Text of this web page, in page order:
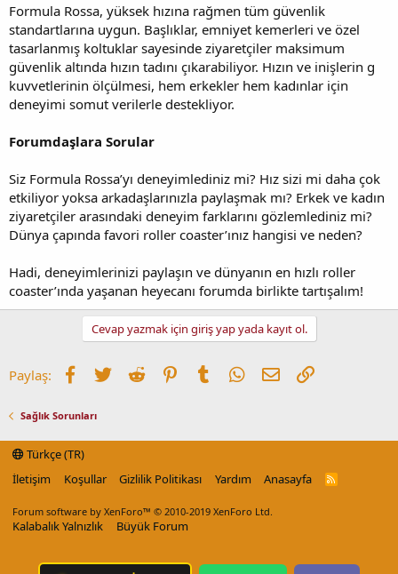
Formula Rossa, yüksek hızına rağmen tüm güvenlik
standartlarına uygun. Başlıklar, emniyet kemerleri ve özel
tasarlanmış koltuklar sayesinde ziyaretçiler maksimum
güvenlik altında hızın tadını çıkarabiliyor. Hızın ve inişlerin g
kuvvetlerinin ölçülmesi, hem erkekler hem kadınlar için
deneyimi somut verilerle destekliyor.
Forumdaşlara Sorular
Siz Formula Rossa’yı deneyimlediniz mi? Hız sizi mi daha çok
etkiliyor yoksa arkadaşlarınızla paylaşmak mı? Erkek ve kadın
ziyaretçiler arasındaki deneyim farklarını gözlemlediniz mi?
Dünya çapında favori roller coaster’ınız hangisi ve neden?
Hadi, deneyimlerinizi paylaşın ve dünyanın en hızlı roller
coaster’ında yaşanan heyecanı forumda birlikte tartışalım!
Cevap yazmak için giriş yap yada kayıt ol.
Paylaş: Facebook
TwitterReddit PinterestTumblrWhatsApp
E-postaLink
Sağlık Sorunları
Türkçe (TR)
İletişim
Koşullar Gizlilik Politikası Yardım Anasayfa
R
Forum software by XenForo™ © 2010-2019 XenForo Ltd.
Kalabalık Yalnızlık Büyük Forum